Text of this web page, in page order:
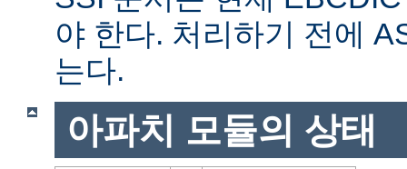
야 한다. 처리하기 전에
는다.
아파치 모듈의 상태